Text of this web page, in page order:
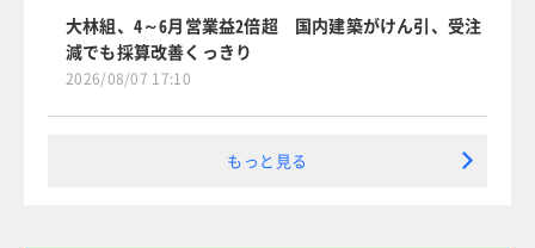
大林組、4～6月営業益2倍超 国内建築がけん引、受注
減でも採算改善くっきり
2026/08/07 17:10
もっと見る